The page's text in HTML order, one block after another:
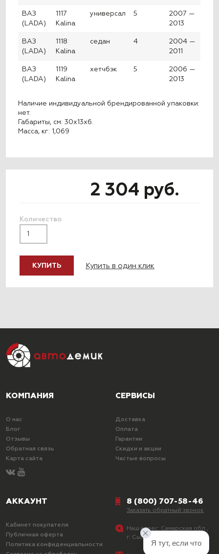
ВАЗ
(LADA)
1117
Kalina
универсал 5
2007 —
2013
ВАЗ
(LADA)
1118
Kalina
седан 4
2004 —
2011
ВАЗ
(LADA)
1119
Kalina
хетчбэк 5
2006 —
2013
Наличие индивидуальной брендированной упаковки:
нет.
Габариты, см: 30x13x6.
Масса, кг: 1,069
2 304 руб.
Количество
КУПИТЬ Купить в один клик
КОМПАНИЯ
О нас
Блог
Отзывы
Обратная связь
Карта сайта
СЕРВИСЫ
Доставка
Оплата
Гарантии
Скидки и акции
Частые вопросы
АККАУНТ
Кабинет покупателя
Публичная оферта
Политика конфиденциальности
8 (800) 707-58-46
Заказать обратный звонок
Наш адрес: Самарская обл.,
г. Сызрань, ул. Лазо, д. 25
Я тут, если что